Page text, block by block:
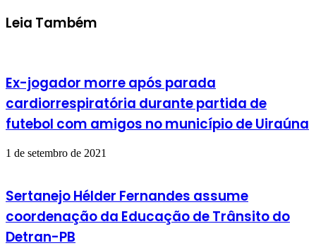
Leia Também
Ex-jogador morre após parada
cardiorrespiratória durante partida de
futebol com amigos no município de Uiraúna
1 de setembro de 2021
Sertanejo Hélder Fernandes assume
coordenação da Educação de Trânsito do
Detran-PB